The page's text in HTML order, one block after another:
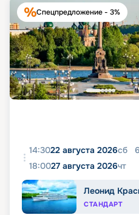
Спецпредложение - 3%
14:3022 августа 2026сб 6
18:0027 августа 2026чт
Леонид
СТАНДАРТ